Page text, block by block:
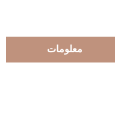
معلومات